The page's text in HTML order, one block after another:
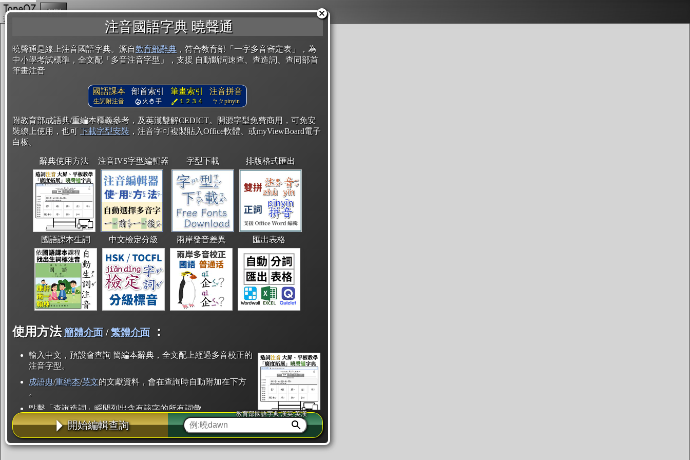
注音國語字典 曉聲通
曉聲通是線上注音國語字典。源自教育部辭典 ，符合教育部「一字多音審定表」，為
中小學考試標準，全文配「多音注音字型」，支援 自動斷詞速查、查造詞、查同部首
筆畫注音
國語課本
生詞附注音
部首索引
火 手
筆畫索引
１２３４
注音拼音
ㄅㄆpinyin
附教育部成語典/重編本釋義參考，及英漢雙解CEDICT。開源字型免費商用，可免安
裝線上使用，也可 下載字型安裝 ，注音字可複製貼入Office軟體、或myViewBoard電子
白板。
辭典使用方法 注音IVS字型編輯器 字型下載 排版格式匯出
國語課本生詞 中文檢定分級 兩岸發音差異 匯出表格
使用方法 簡體介面/繁體介面 ：
輸入中文，預設會查詢 簡編本辭典，全文配上經過多音校正的
注音字型。
成語典/重編本/英文的文獻資料，會在查詢時自動附加在下方
。
點擊「查詢造詞」瞬間列出含有該字的所有詞彙。
點「部首」瞬間列出所有「同部首字」。也支援查詢「同注音」或「同筆畫」。
辭典解釋的全文都經過自動斷詞，點擊便可瞬間「連續查詢」此字詞的解釋，不
用手動重複輸入。
開始編輯查詢
教育部國語字典·漢英·英漢
複製